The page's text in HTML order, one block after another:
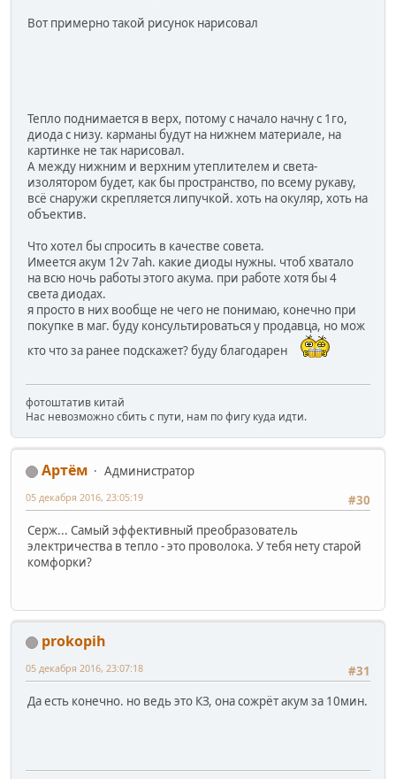
Вот примерно такой рисунок нарисовал
Тепло поднимается в верх, потому с начало начну с 1го,
диода с низу. карманы будут на нижнем материале, на
картинке не так нарисовал.
А между нижним и верхним утеплителем и света-
изолятором будет, как бы пространство, по всему рукаву,
всё снаружи скрепляется липучкой. хоть на окуляр, хоть на
объектив.
Что хотел бы спросить в качестве совета.
Имеется акум 12v 7ah. какие диоды нужны. чтоб хватало
на всю ночь работы этого акума. при работе хотя бы 4
света диодах.
я просто в них вообще не чего не понимаю, конечно при
покупке в маг. буду консультироваться у продавца, но мож
кто что за ранее подскажет? буду благодарен
фотоштатив китай
Нас невозможно сбить с пути, нам по фигу куда идти.
Артём
Администратор
#30
05 декабря 2016, 23:05:19
Серж... Самый эффективный преобразователь
электричества в тепло - это проволока. У тебя нету старой
комфорки?
prokopih
#31
05 декабря 2016, 23:07:18
Да есть конечно. но ведь это КЗ, она сожрёт акум за 10мин.